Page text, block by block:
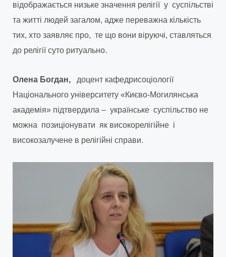
відображається низьке значення релігії у суспільстві
та житті людей загалом, адже переважна кількість
тих, хто заявляє про, те що вони віруючі, ставляться
до релігії суто ритуально.
Олена Богдан, доцент кафедрисоціології
Національного університету «Києво-Могилянська
академія» підтвердила – українське суспільство не
можна позиціонувати як високорелігійне і
високозалучене в релігійні справи.